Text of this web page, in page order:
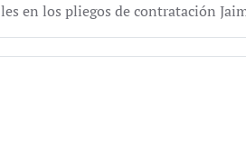
les en los pliegos de contratación